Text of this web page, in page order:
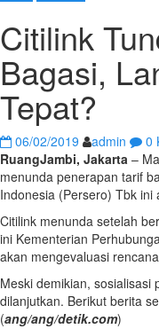
Citilink
Bagasi,
Tepat?
06/02/2019 admin
0
RuangJambi, Jakarta –
menunda penerapan tarif
Indonesia (Persero) Tbk
Citilink menunda setelah
ini Kementerian
akan mengevaluasi
Meski demikian,
dilanjutkan. Berikut berita
(ang/ang/detik.com)